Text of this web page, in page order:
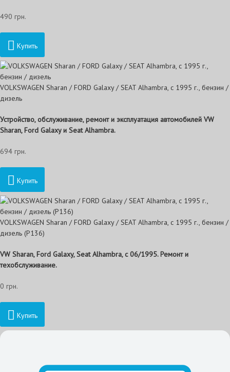
490 грн.
Купить
VOLKSWAGEN Sharan / FORD Galaxy / SEAT Alhambra, с 1995 г., бензин /
дизель
Устройство, обслуживание, ремонт и эксплуатация автомобилей VW
Sharan, Ford Galaxy и Seat Alhambra.
694 грн.
Купить
VOLKSWAGEN Sharan / FORD Galaxy / SEAT Alhambra, с 1995 г., бензин /
дизель (P136)
VW Sharan, Ford Galaxy, Seat Alhambra, с 06/1995. Ремонт и
техобслуживание.
0 грн.
Купить